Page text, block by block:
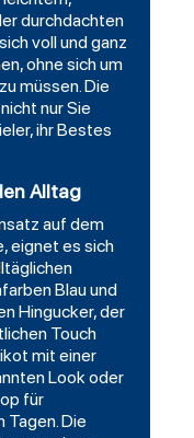
durchdachten
voll und ganz
ohne sich um
müssen. Die
nur Sie
ihr Bestes
Alltag
auf dem
eignet es sich
Blau und
Hingucker, der
Touch
mit einer
Look oder
für
Tagen. Die